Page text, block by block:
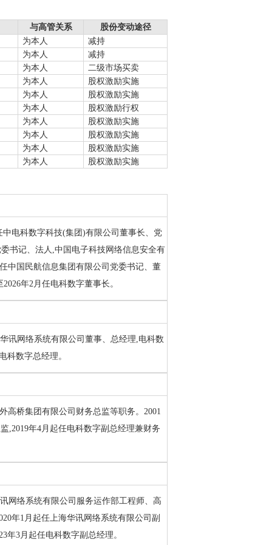
与高管关系
股份变动途径
为本人
减持
为本人
减持
为本人
二级市场买卖
为本人
股权激励实施
为本人
股权激励实施
为本人
股权激励行权
为本人
股权激励实施
为本人
股权激励实施
为本人
股权激励实施
为本人
股权激励实施
电科数字科技(集团)有限公司董事长、党
书记、法人,中国电子科技网络信息安全有
中国民航信息集团有限公司党委书记、董
年2月任电科数字董事长。
讯网络系统有限公司董事、总经理,电科数
科数字总经理。
高桥集团有限公司财务总监等职务。2001
,2019年4月起任电科数字副总经理兼财务
网络系统有限公司服务运作部工程师、高
年1月起任上海华讯网络系统有限公司副
年3月起任电科数字副总经理。